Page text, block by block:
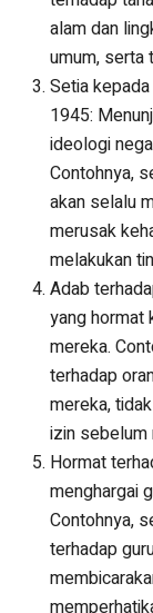
alam dan
umum, serta
Setia
1945:
ideologi
Contohnya,
akan selalu
merusak
melakukan
Adab
yang hormat
mereka.
terhadap
mereka,
izin sebelum
Hormat
menghargai
Contohnya,
terhadap